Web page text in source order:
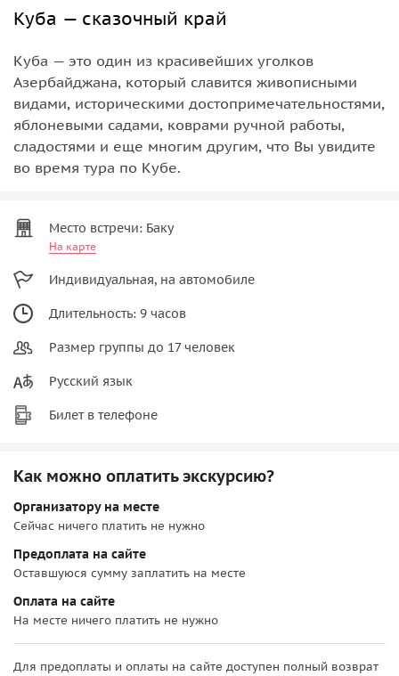
Куба — сказочный край
Куба — это один из красивейших уголков
Азербайджана, который славится живописными
видами, историческими достопримечательностями,
яблоневыми садами, коврами ручной работы,
сладостями и еще многим другим, что Вы увидите
во время тура по Кубе.
Место встречи: Баку
На карте
Индивидуальная, на автомобиле
Длительность: 9 часов
Размер группы до 17 человек
Русский язык
Билет в телефоне
Как можно оплатить экскурсию?
Организатору на месте
Сейчас ничего платить не нужно
Предоплата на сайте
Оставшуюся сумму заплатить на месте
Оплата на сайте
На месте ничего платить не нужно
Для предоплаты и оплаты на сайте доступен полный возврат